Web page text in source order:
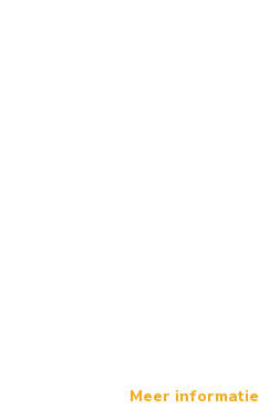
Meer informatie